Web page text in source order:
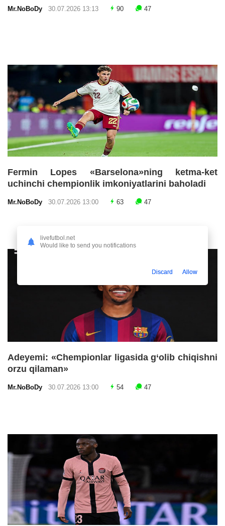
Mr.NoBoDy 30.07.2026 13:13 90 47
Fermin Lopes «Barselona»ning ketma-ket
uchinchi chempionlik imkoniyatlarini baholadi
Mr.NoBoDy 30.07.2026 13:00 63 47
Adeyemi: «Chempionlar ligasida g‘olib chiqishni
orzu qilaman»
Mr.NoBoDy 30.07.2026 13:00 54 47
livefutbol.net
Would like to send you notifications
Discard Allow